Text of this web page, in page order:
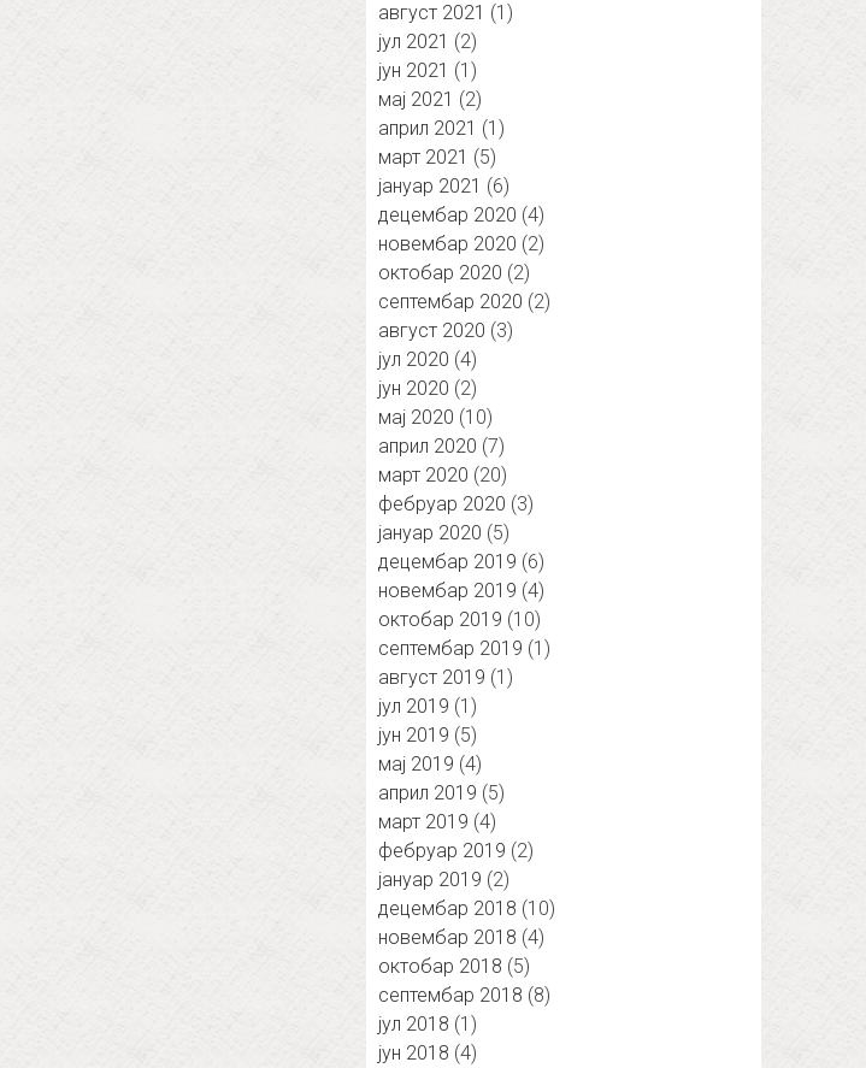
август 2021 (1)
јул 2021 (2)
јун 2021 (1)
мај 2021 (2)
април 2021 (1)
март 2021 (5)
јануар 2021 (6)
децембар 2020 (4)
новембар 2020 (2)
октобар 2020 (2)
септембар 2020 (2)
август 2020 (3)
јул 2020 (4)
јун 2020 (2)
мај 2020 (10)
април 2020 (7)
март 2020 (20)
фебруар 2020 (3)
јануар 2020 (5)
децембар 2019 (6)
новембар 2019 (4)
октобар 2019 (10)
септембар 2019 (1)
август 2019 (1)
јул 2019 (1)
јун 2019 (5)
мај 2019 (4)
април 2019 (5)
март 2019 (4)
фебруар 2019 (2)
јануар 2019 (2)
децембар 2018 (10)
новембар 2018 (4)
октобар 2018 (5)
септембар 2018 (8)
јул 2018 (1)
јун 2018 (4)